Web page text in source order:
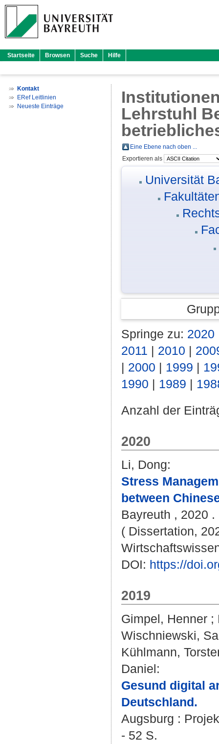
Startseite Browsen Suche Hilfe
Kontakt
ERef Leitlinien
Neueste Einträge
Lehrstuhl
Eine Ebene nach oben ...
Exportieren als
Universität
Springe zu: 2020
2011 | 2010 |
| 2000 | 1999 |
1990 | 1989 |
Anzahl der
2020
Li, Dong:
Stress
between
Bayreuth , 2020
( Dissertation,
DOI: https://
2019
Gimpel, Henner ;
Wischniewski,
Kühlmann,
Daniel:
Gesund digital
Deutschland.
Augsburg :
- 52 S.